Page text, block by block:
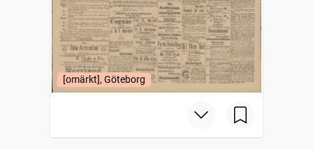
[omärkt], Göteborg